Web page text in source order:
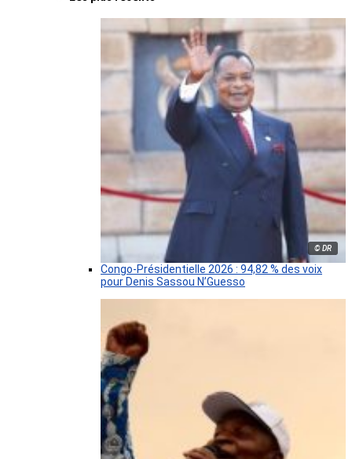
© DR
Congo-Présidentielle 2026 : 94,82 % des voix
pour Denis Sassou N’Guesso